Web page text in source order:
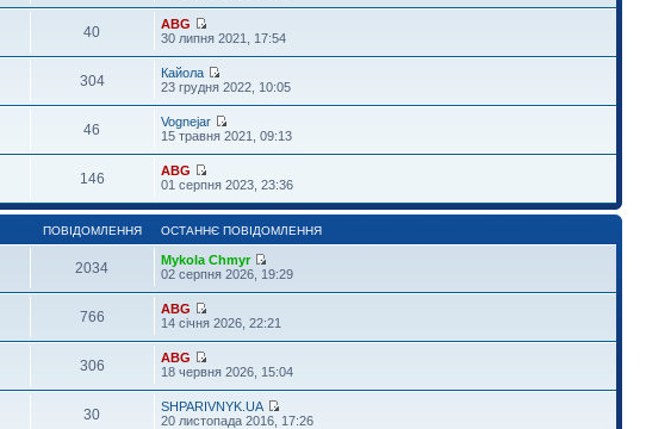
40
ABG
30 липня 2021, 17:54
304
Кайола
23 грудня 2022, 10:05
46
Vognejar
15 травня 2021, 09:13
146
ABG
01 серпня 2023, 23:36
ПОВІДОМЛЕННЯ ОСТАННЄ ПОВІДОМЛЕННЯ
2034
Mykola Chmyr
02 серпня 2026, 19:29
766
ABG
14 січня 2026, 22:21
306
ABG
18 червня 2026, 15:04
30
SHPARIVNYK.UA
20 листопада 2016, 17:26